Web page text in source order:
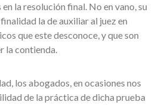
la resolución final. No en vano, su
la de auxiliar al juez en
que este desconoce, y que son
la contienda.
los abogados, en ocasiones nos
de la práctica de dicha prueba